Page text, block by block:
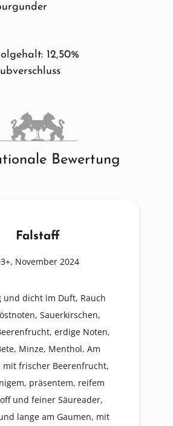
12,50%
Bewertung
Falstaff
November 2024
und dicht im Duft, Rauch
Sauerkirschen,
erdige Noten,
Minze, Menthol. Am
mit frischer Beerenfrucht,
präsentem, reifem
und feiner Säureader,
lange am Gaumen, mit